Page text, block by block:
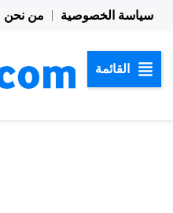
المحتوى
سياسة الخصوصية من نحن
القائمة